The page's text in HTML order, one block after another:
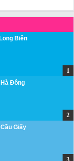
Biên
Đông
Giấy